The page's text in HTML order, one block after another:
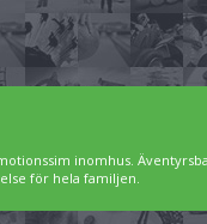
inomhus.
för hela familjen.